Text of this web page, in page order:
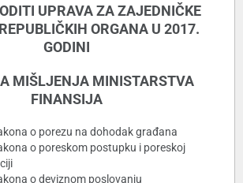
UPRAVA ZA ZAJEDNIČKE
ORGANA U 2017.
GODINI
MIŠLJENJA MINISTARSTVA
FINANSIJA
o porezu na dohodak građana
o poreskom postupku i poreskoj
o deviznom poslovanju